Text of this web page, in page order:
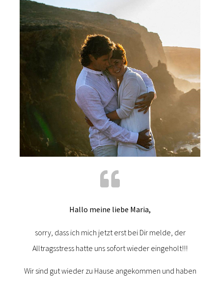
Hallo meine liebe Maria,
sorry, dass ich mich jetzt erst bei Dir melde, der
Alltragsstress hatte uns sofort wieder eingeholt!!!
Wir sind gut wieder zu Hause angekommen und haben